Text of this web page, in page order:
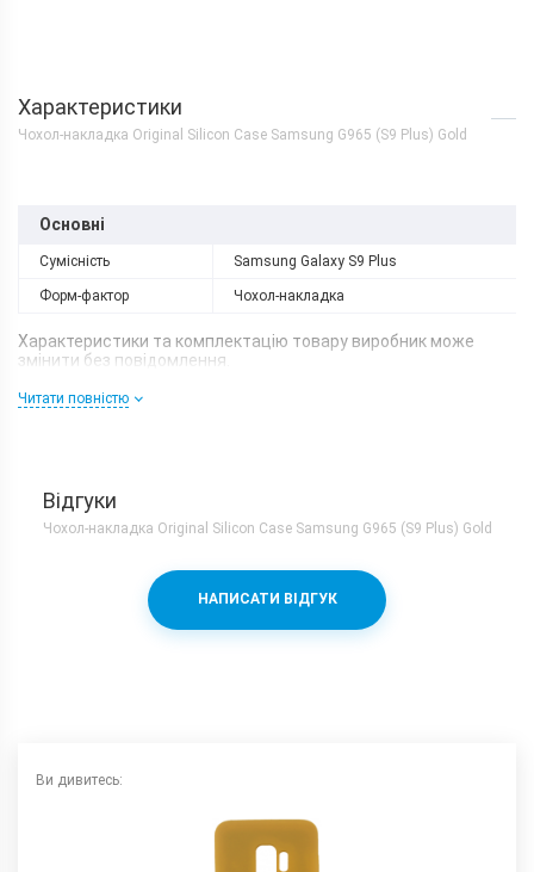
Характеристики
Чохол-накладка Original Silicon Case Samsung G965 (S9 Plus) Gold
Основні
Сумісність Samsung Galaxy S9 Plus
Форм-фактор Чохол-накладка
Характеристики та комплектацію товару виробник може
змінити без повідомлення.
Читати повністю
Відгуки
Чохол-накладка Original Silicon Case Samsung G965 (S9 Plus) Gold
НАПИСАТИ ВІДГУК
Ви дивитесь: